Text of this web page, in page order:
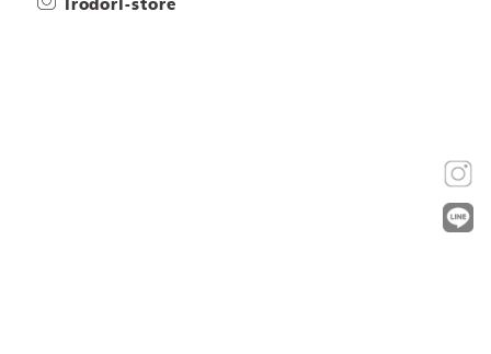
irodori-store